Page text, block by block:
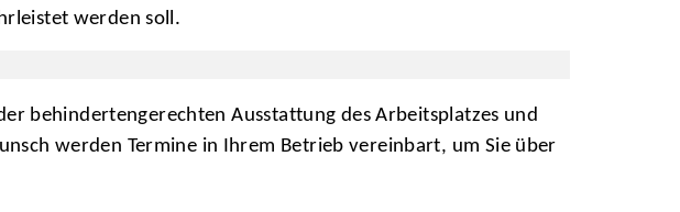
werden soll.
behindertengerechten Ausstattung des Arbeitsplatzes und
werden Termine in Ihrem Betrieb vereinbart, um Sie über